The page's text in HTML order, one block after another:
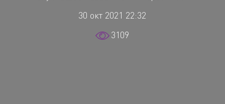
30 окт 2021 22:32
3109